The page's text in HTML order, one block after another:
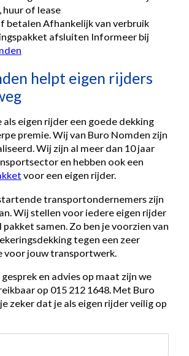
huur of lease
betalen Afhankelijk van verbruik
afsluiten Informeer bij
helpt eigen rijders
eigen rijder een goede dekking
premie. Wij van Buro Nomden zijn
Wij zijn al meer dan 10 jaar
en hebben ook een
voor een eigen rijder.
transportondernemers zijn
Wij stellen voor iedere eigen rijder
samen. Zo ben je voorzien van
tegen een zeer
voor jouw transportwerk.
en advies op maat zijn we
op 015 212 1648. Met Buro
zeker dat je als eigen rijder veilig op